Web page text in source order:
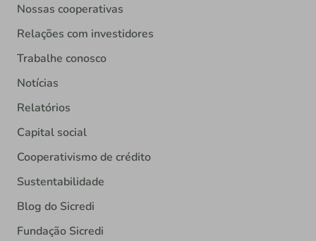
Nossas cooperativas
Relações com investidores
Trabalhe conosco
Notícias
Relatórios
Capital social
Cooperativismo de crédito
Sustentabilidade
Blog do Sicredi
Fundação Sicredi